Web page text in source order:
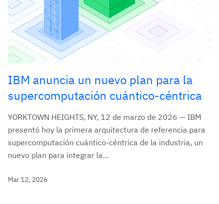
IBM anuncia un nuevo plan para la
supercomputación cuántico-céntrica
YORKTOWN HEIGHTS, NY, 12 de marzo de 2026 — IBM
presentó hoy la primera arquitectura de referencia para
supercomputación cuántico-céntrica de la industria, un
nuevo plan para integrar la...
Mar 12, 2026